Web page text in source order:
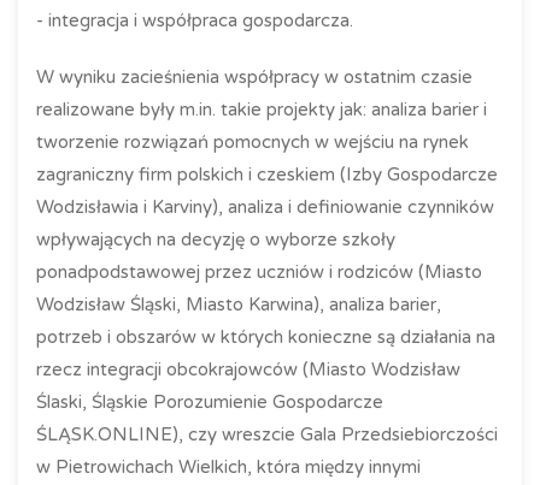
- integracja i współpraca gospodarcza.
W wyniku zacieśnienia współpracy w ostatnim czasie
realizowane były m.in. takie projekty jak: analiza barier i
tworzenie rozwiązań pomocnych w wejściu na rynek
zagraniczny firm polskich i czeskiem (Izby Gospodarcze
Wodzisławia i Karviny), analiza i definiowanie czynników
wpływających na decyzję o wyborze szkoły
ponadpodstawowej przez uczniów i rodziców (Miasto
Wodzisław Śląski, Miasto Karwina), analiza barier,
potrzeb i obszarów w których konieczne są działania na
rzecz integracji obcokrajowców (Miasto Wodzisław
Ślaski, Śląskie Porozumienie Gospodarcze
ŚLĄSK.ONLINE), czy wreszcie Gala Przedsiebiorczości
w Pietrowichach Wielkich, która między innymi